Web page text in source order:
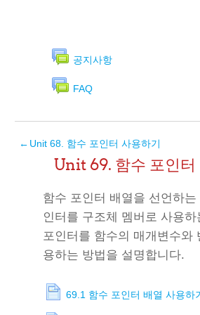
공지사항
FAQ
← Unit 68. 함수 포인터 사용하기
Unit 69. 함수 포인터
함수 포인터 배열을 선언하는
인터를 구조체 멤버로 사용
포인터를 함수의 매개변수와
용하는 방법을 설명합니다.
69.1 함수 포인터 배열 사용하